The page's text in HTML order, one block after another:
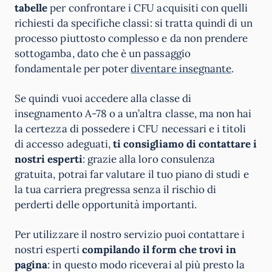
tabelleper confrontare i CFU acquisiti con quelli
richiesti da specifiche classi: si tratta quindi di un
processo piuttosto complesso e da non prendere
sottogamba, dato che è un passaggio
fondamentale per poterdiventare insegnante.
Se quindi vuoi accedere alla classe di
insegnamento A-78 o a un’altra classe, ma non hai
la certezza di possedere i CFU necessari e i titoli
di accesso adeguati,ti consigliamo di contattare i
nostri esperti: grazie alla loro consulenza
gratuita, potrai far valutare il tuo piano di studi e
la tua carriera pregressa senza il rischio di
perderti delle opportunità importanti.
Per utilizzare il nostro servizio puoi contattare i
nostri esperticompilando il form che trovi in
pagina: in questo modo riceverai al più presto la